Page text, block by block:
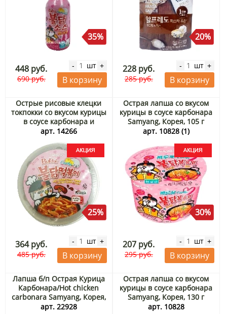
35%
448 руб.
690 руб.
- шт +
В корзину
20%
228 руб.
285 руб.
- шт +
В корзину
Острые рисовые клецки
токпокки со вкусом курицы
в соусе карбонара и
бульдак Samyang, Корея,
арт. 14266
25%
364 руб.
485 руб.
- шт +
В корзину
Острая лапша со вкусом
курицы в соусе карбонара
Samyang, Корея, 105 г
Акция
арт. 10828 (1)
30%
207 руб.
295 руб.
- шт +
В корзину
Лапша б/п Острая Курица
Карбонара/Hot chicken
carbonara Samyang, Корея,
80 г Акция
арт. 22928
Острая лапша со вкусом
курицы в соусе карбонара
Samyang, Корея, 130 г
Акция
арт. 10828